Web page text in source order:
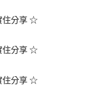
住分享 ☆
住分享 ☆
住分享 ☆